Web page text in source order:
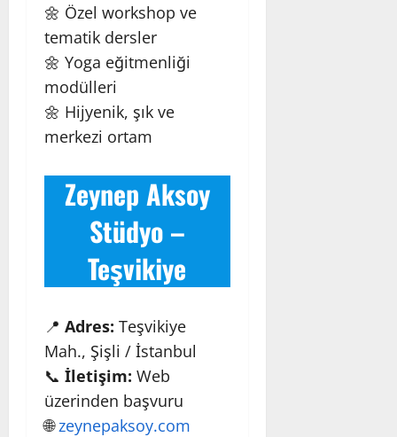
🌼 Özel workshop ve
tematik dersler
🌼 Yoga eğitmenliği
modülleri
🌼 Hijyenik, şık ve
merkezi ortam
Zeynep Aksoy
Stüdyo –
Teşvikiye
📍 Adres: Teşvikiye
Mah., Şişli / İstanbul
📞 İletişim: Web
üzerinden başvuru
🌐zeynepaksoy.com